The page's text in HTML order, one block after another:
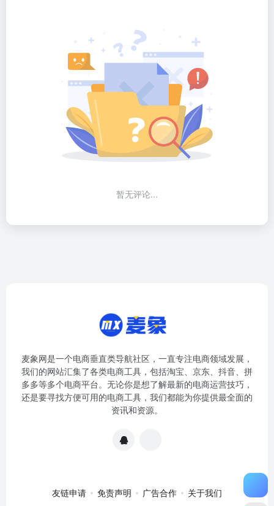
暂无评论...
麦象网是一个电商垂直类导航社区，一直专注电商领域发展，
我们的网站汇集了各类电商工具，包括淘宝、京东、抖音、拼
多多等多个电商平台。无论你是想了解最新的电商运营技巧，
还是要寻找方便可用的电商工具，我们都能为你提供最全面的
资讯和资源。
友链申请 免责声明 广告合作 关于我们